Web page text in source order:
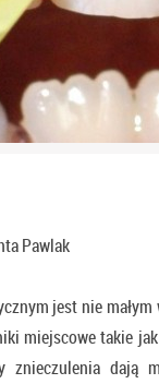
Pawlak
jest nie małym
miejscowe takie
dają